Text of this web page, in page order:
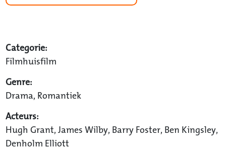
Categorie:
Filmhuisfilm
Genre:
Drama, Romantiek
Acteurs:
Hugh Grant, James Wilby, Barry Foster, Ben Kingsley,
Denholm Elliott